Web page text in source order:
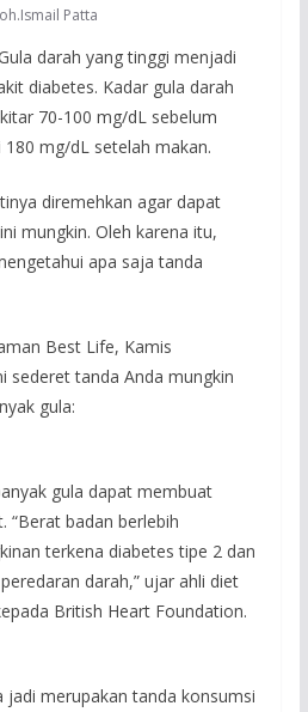
Patta
darah yang tinggi menjadi
diabetes. Kadar gula darah
70-100 mg/dL sebelum
mg/dL setelah makan.
diremehkan agar dapat
mungkin. Oleh karena itu,
apa saja tanda
Best Life, Kamis
sederet tanda Anda mungkin
gula:
gula dapat membuat
“Berat badan berlebih
terkena diabetes tipe 2 dan
darah,” ujar ahli diet
British Heart Foundation.
jadi merupakan tanda konsumsi